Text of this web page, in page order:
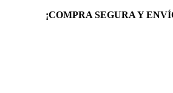
¡COMPRA SEGURA Y